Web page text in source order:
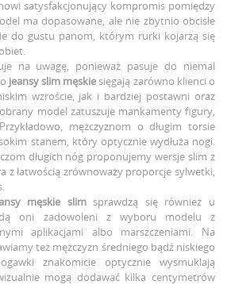
satysfakcjonujący kompromis pomiędzy
ma dopasowane, ale nie zbytnio obcisłe
do gustu panom, którym rurki kojarzą się
na uwagę, ponieważ pasuje do niemal
jeansy slim męskiesięgają zarówno klienci o
wzroście, jak i bardziej postawni oraz
model zatuszuje mankamenty figury,
mężczyznom o długim torsie
stanem, który optycznie wydłuża nogi.
długich nóg proponujemy wersje slim z
z łatwością zrównoważy proporcje sylwetki,
męskie slimsprawdzą się również u
oni zadowoleni z wyboru modelu z
aplikacjami albo marszczeniami. Na
też mężczyzn średniego bądź niskiego
znakomicie optycznie wysmuklają
mogą dodawać kilka centymetrów